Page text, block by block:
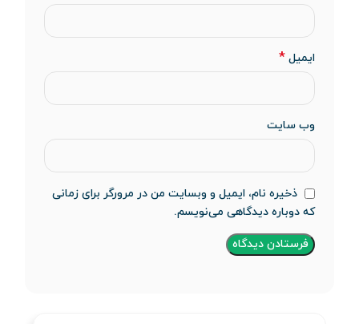
ایمیل *
وب‌ سایت
ذخیره نام، ایمیل و وبسایت من در مرورگر برای زمانی
که دوباره دیدگاهی می‌نویسم.